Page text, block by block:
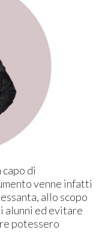
capo di
venne infatti
allo scopo
alunni ed evitare
potessero